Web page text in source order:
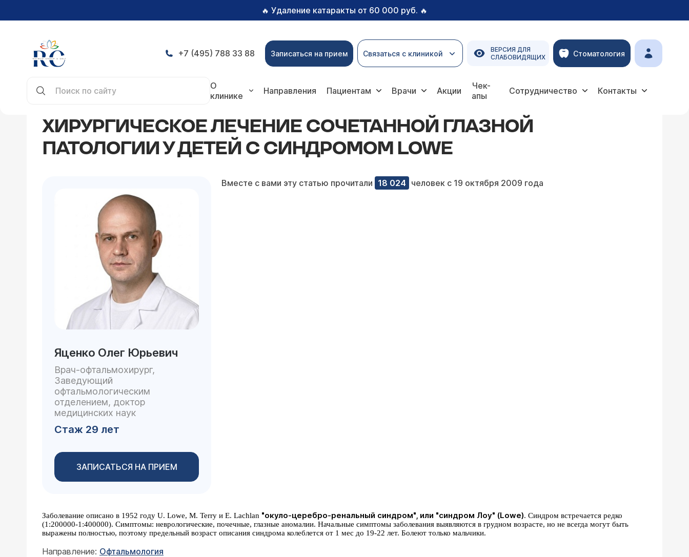
🔥 Удаление катаракты от 60 000 руб. 🔥
+7 (495) 788 33 88 Записаться на прием Связаться с клиникой
ВЕРСИЯ ДЛЯ
СЛАБОВИДЯЩИХ
Стоматология
О
клинике
Направления Пациентам Врачи Акции
Чек-
апы
Сотрудничество Контакты
ХИРУРГИЧЕСКОЕ ЛЕЧЕНИЕ СОЧЕТАННОЙ ГЛАЗНОЙ
ПАТОЛОГИИ У ДЕТЕЙ С СИНДРОМОМ LOWE
Яценко Олег Юрьевич
Врач-офтальмохирург,
Заведующий
офтальмологическим
отделением, доктор
медицинских наук
Стаж 29 лет
ЗАПИСАТЬСЯ НА ПРИЕМ
Вместе с вами эту статью прочитали 18 024 человек с 19 октября 2009 года
Заболевание описано в 1952 году U. Lowe, M. Terry и Е. Lachlan "окуло-церебро-ренальный синдром", или "синдром Лоу" (Lowe). Синдром встречается редко
(1:200000-1:400000). Симптомы: неврологические, почечные, глазные аномалии. Начальные симптомы заболевания выявляются в грудном возрасте, но не всегда могут быть
выражены полностью, поэтому предельный возраст описания синдрома колеблется от 1 мес до 19-22 лет. Болеют только мальчики.
Направление: Офтальмология